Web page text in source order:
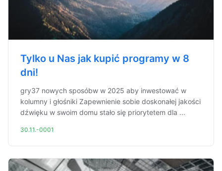
Tylko u Nas jak kupić programy w 8
dni!
gry37 nowych sposóbw w 2025 aby inwestować w
kolumny i głośniki Zapewnienie sobie doskonałej jakości
dźwięku w swoim domu stało się priorytetem dla ...
30.11.-0001